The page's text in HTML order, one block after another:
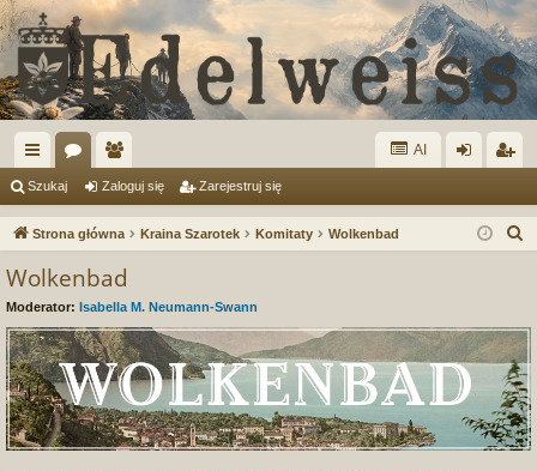
ię
ce
or
a
ży
tk
ni
cy
AI
og
ę
ej
j
si
ę
Szukaj Zaloguj się Zarejestruj się
Strona główna Kraina Szarotek Komitaty Wolkenbad
j
Wolkenbad
Moderator: Isabella M. Neumann-Swann